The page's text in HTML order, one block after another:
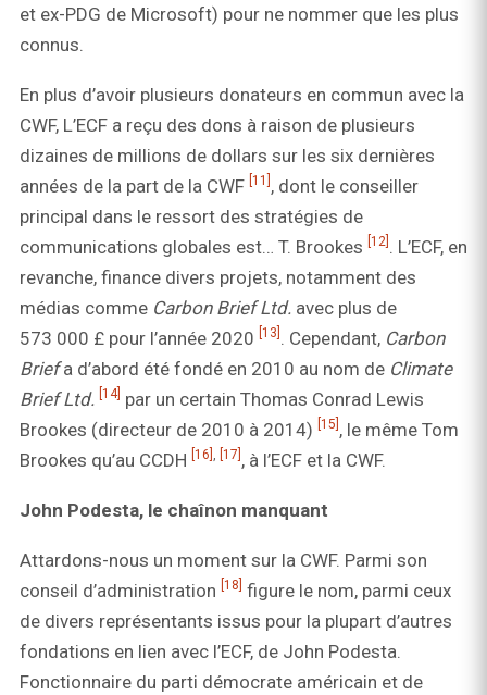
et ex-PDG de Microsoft) pour ne nommer que les plus
connus.
En plus d’avoir plusieurs donateurs en commun avec la
CWF, L’ECF a reçu des dons à raison de plusieurs
dizaines de millions de dollars sur les six dernières
années de la part de la CWF [11] , dont le conseiller
principal dans le ressort des stratégies de
communications globales est… T. Brookes
[12] . L’ECF, en
revanche, finance divers projets, notamment des
médias comme Carbon Brief Ltd. avec plus de
573 000 £ pour l’année 2020
[13] . Cependant, Carbon
Briefa d’abord été fondé en 2010 au nom de Climate
Brief Ltd. [14] par un certain Thomas Conrad Lewis
Brookes (directeur de 2010 à 2014)
[15] , le même Tom
Brookes qu’au CCDH
[16] , [17] , à l’ECF et la CWF.
John Podesta, le chaînon manquant
Attardons-nous un moment sur la CWF. Parmi son
conseil d’administration
[18] figure le nom, parmi ceux
de divers représentants issus pour la plupart d’autres
fondations en lien avec l’ECF, de John Podesta.
Fonctionnaire du parti démocrate américain et de